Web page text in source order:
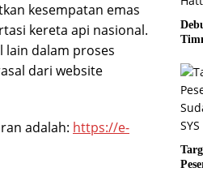
kesempatan emas
kereta api nasional.
lain dalam proses
dari website
adalah: https://e-